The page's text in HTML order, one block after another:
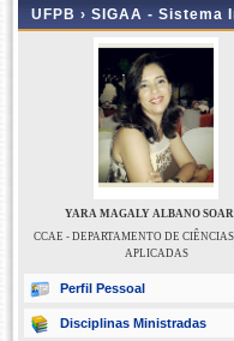
UFPB › SIGAA - Sistema
YARA MAGALY ALBANO
CCAE - DEPARTAMENTO DE
APLICADAS
Perfil Pessoal
Disciplinas Ministradas